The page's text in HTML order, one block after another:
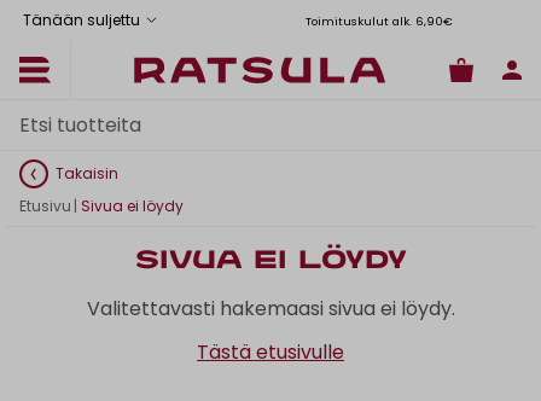
Tänään suljettu Toimituskulut alk. 6,90€
Takaisin
Etusivu | Sivua ei löydy
Sivua ei löydy
Valitettavasti hakemaasi sivua ei löydy.
Tästä etusivulle